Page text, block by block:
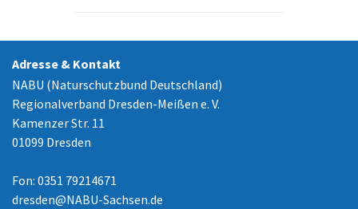
Adresse & Kontakt
NABU (Naturschutzbund Deutschland)
Regionalverband Dresden-Meißen e. V.
Kamenzer Str. 11
01099 Dresden
Fon: 0351 79214671
dresden@NABU-Sachsen.de